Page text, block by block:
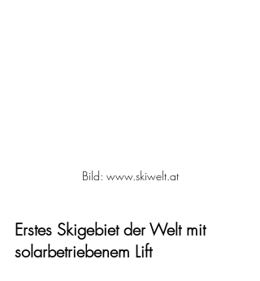
Bild: www.skiwelt.at
Erstes Skigebiet der Welt mit
solarbetriebenem Lift